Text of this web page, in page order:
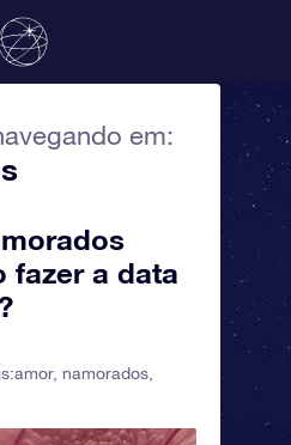
em:
fazer a data
amor, namorados